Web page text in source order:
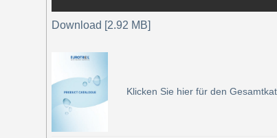
Download [2.92 MB]
Klicken Sie hier für den